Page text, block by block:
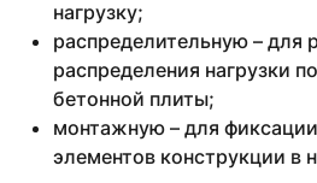
нагрузку;
распределительную – для
распределения нагрузки
бетонной плиты;
монтажную – для
элементов конструкции